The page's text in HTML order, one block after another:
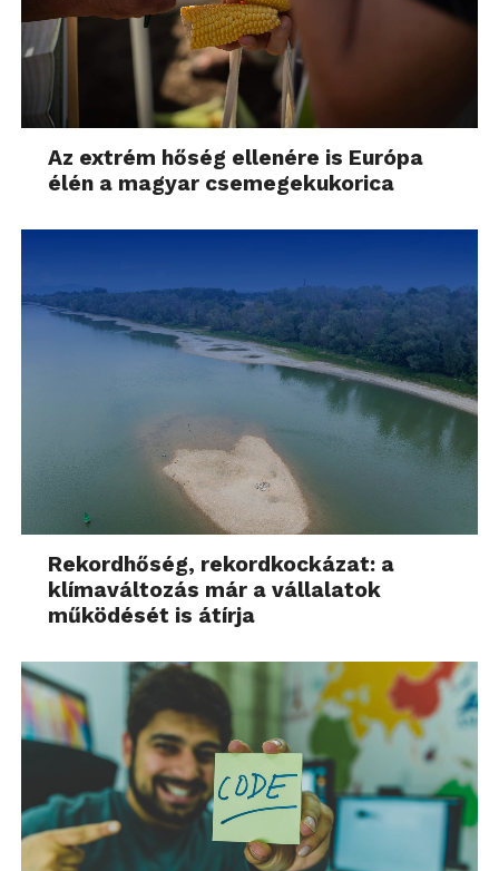
Az extrém hőség ellenére is Európa
élén a magyar csemegekukorica
Rekordhőség, rekordkockázat: a
klímaváltozás már a vállalatok
működését is átírja